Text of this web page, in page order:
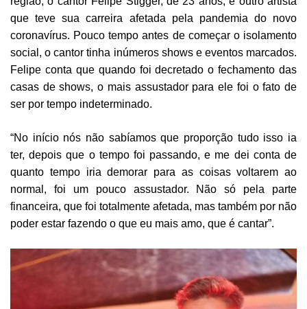
que teve sua carreira afetada pela pandemia do novo
coronavírus. Pouco tempo antes de começar o isolamento
social, o cantor tinha inúmeros shows e eventos marcados.
Felipe conta que quando foi decretado o fechamento das
casas de shows, o mais assustador para ele foi o fato de
ser por tempo indeterminado.
“No início nós não sabíamos que proporção tudo isso ia
ter, depois que o tempo foi passando, e me dei conta de
quanto tempo iria demorar para as coisas voltarem ao
normal, foi um pouco assustador. Não só pela parte
financeira, que foi totalmente afetada, mas também por não
poder estar fazendo o que eu mais amo, que é cantar”.